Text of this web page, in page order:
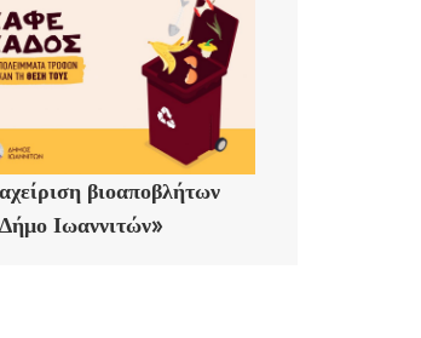
βιοαποβλήτων
Ιωαννιτών»